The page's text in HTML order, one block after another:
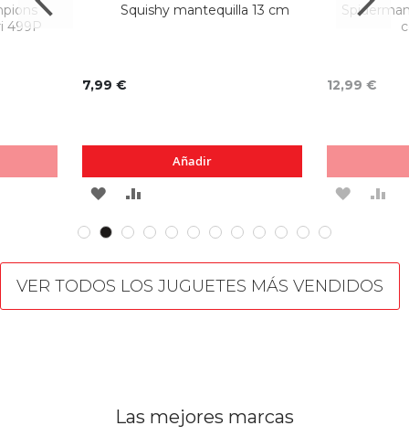
499P
Squishy mantequilla 13 cm
7,99 €
Añadir
AGREGAR
A
FAVORITOS
PARA
12,99 €
VER TODOS LOS JUGUETES MÁS VENDIDOS
Las mejores marcas